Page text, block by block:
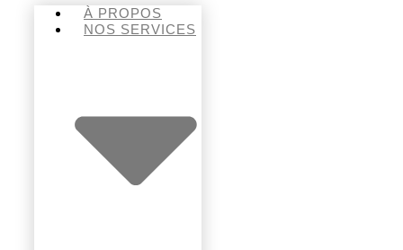
À PROPOS
NOS SERVICES